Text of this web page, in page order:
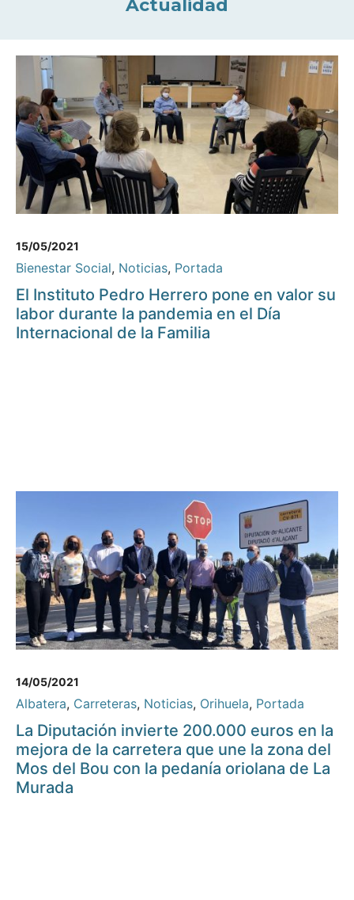
Actualidad
15/05/2021
Bienestar Social, Noticias, Portada
El Instituto Pedro Herrero pone en valor su
labor durante la pandemia en el Día
Internacional de la Familia
14/05/2021
Albatera, Carreteras, Noticias, Orihuela, Portada
La Diputación invierte 200.000 euros en la
mejora de la carretera que une la zona del
Mos del Bou con la pedanía oriolana de La
Murada